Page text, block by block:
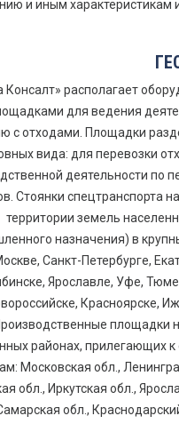
и иным характеристикам
Консалт» располагает
для ведения
с отходами. Площадки
вида: для перевозки
деятельности по
Стоянки спецтранспорта
территории земель
назначения) в
Санкт-Петербурге,
Ярославле, Уфе,
Красноярске,
площадки
районах, прилегающих к
Московская обл.,
обл., Иркутская обл.,
обл.,